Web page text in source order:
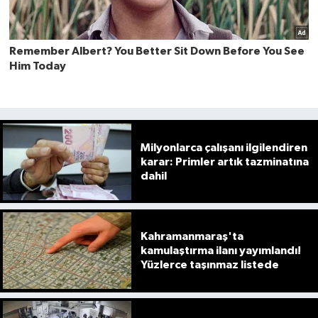
Milyonlarca çalışanı ilgilendiren
karar: Primler artık tazminatına
dahil
Kahramanmaraş'ta
kamulaştırma ilanı yayımlandı!
Yüzlerce taşınmaz listede